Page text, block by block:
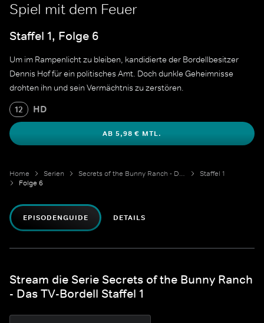
Spiel mit dem Feuer
Staffel 1, Folge 6
Um im Rampenlicht zu bleiben, kandidierte der Bordellbesitzer
Dennis Hof für ein politisches Amt. Doch dunkle Geheimnisse
drohten ihn und sein Vermächtnis zu zerstören.
12 HD
AB 5,98 € MTL.
Home Serien Secrets of the Bunny Ranch - Das TV-Bordell
Staffel 1
Folge 6
EPISODENGUIDE DETAILS
Stream die Serie Secrets of the Bunny Ranch
- Das TV-Bordell Staffel 1